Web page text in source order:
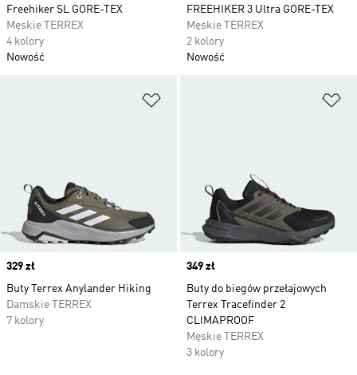
Freehiker SL GORE-TEX
Męskie TERREX
4 kolory
Nowość
FREEHIKER 3 Ultra GORE-TEX
Męskie TERREX
2 kolory
Nowość
Price
329 zł
Buty Terrex Anylander Hiking
Damskie TERREX
7 kolory
Price
349 zł
Buty do biegów przełajowych
Terrex Tracefinder 2
CLIMAPROOF
Męskie TERREX
3 kolory